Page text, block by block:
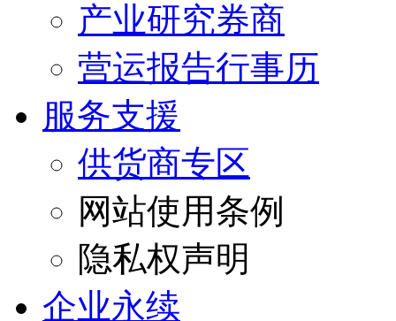
产业研究券商
营运报告行事历
服务支援
供货商专区
网站使用条例
隐私权声明
企业永续